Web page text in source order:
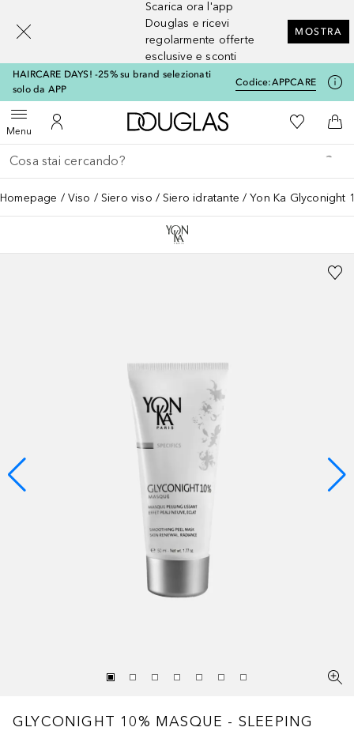
Scarica ora l'app
Douglas e ricevi
regolarmente offerte
esclusive e sconti
MOSTRA
HAIRCARE DAYS! -25% su brand selezionati
solo da APP
Codice:APPCARE
MenuApri menuAl Mio Account
A Douglas HomeAlla Mia
Al
Torna indietro
Esegui ricerca
Homepage Viso Siero viso Siero idratante Yon Ka Glyconight
GLYCONIGHT 10% MASQUE - SLEEPING
[navigation.slideout.screenreader]